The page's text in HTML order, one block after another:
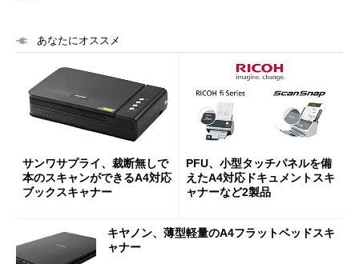
あなたにオススメ
サンワサプライ、裁断無しで
本のスキャンができるA4対応
ブックスキャナー
PFU、小型タッチパネルを備
えたA4対応ドキュメントスキ
ャナーなど2製品
キヤノン、薄型軽量のA4フラットベッドスキ
ャナー